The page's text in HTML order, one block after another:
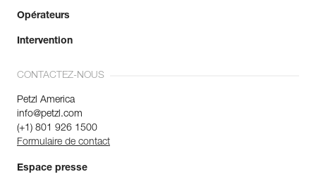
Opérateurs
Intervention
CONTACTEZ-NOUS
Petzl America
info@petzl.com
(+1) 801 926 1500
Formulaire de contact
Espace presse